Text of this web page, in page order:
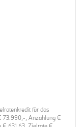
für das
73.990,-, Anzahlung €